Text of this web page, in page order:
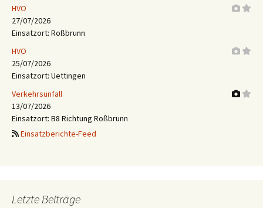
HVO
27/07/2026
Einsatzort: Roßbrunn
HVO
25/07/2026
Einsatzort: Uettingen
Verkehrsunfall
13/07/2026
Einsatzort: B8 Richtung Roßbrunn
Einsatzberichte-Feed
Letzte Beiträge